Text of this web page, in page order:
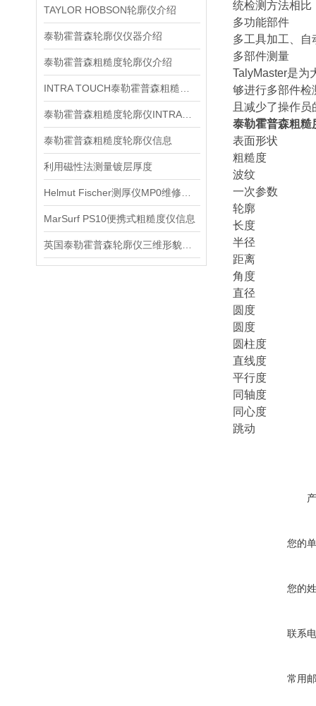
TAYLOR HOBSON轮廓仪介绍
泰勒霍普森轮廓仪仪器介绍
泰勒霍普森粗糙度轮廓仪介绍
泰勒霍普森粗糙度轮廓仪信息
利用磁性法测量镀层厚度
MarSurf PS10便携式粗糙度仪信息
统检测方法相比
多功能部件
多工具加工、
多部件测量
TalyMaster是为
够进行多部件检
且减少了操作
泰勒霍普森粗糙
表面形状
粗糙度
波纹
一次参数
轮廓
长度
半径
距离
角度
直径
圆度
圆度
圆柱度
直线度
平行度
同轴度
同心度
跳动
您的
您的
联系
常用